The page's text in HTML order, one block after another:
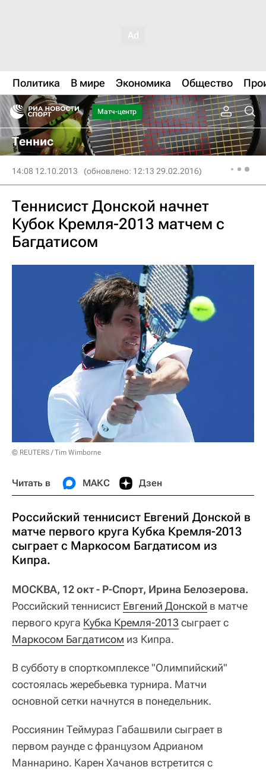
Политика В мире Экономика Общество
Матч-центр
Теннис
14:08 12.10.2013 (обновлено: 12:13 29.02.2016)
Теннисист Донской начнет
Кубок Кремля-2013 матчем с
Багдатисом
© REUTERS / Tim Wimborne
Читать в МАКС Дзен
Российский теннисист Евгений Донской в
матче первого круга Кубка Кремля-2013
сыграет с Маркосом Багдатисом из
Кипра.
МОСКВА, 12 окт - Р-Спорт, Ирина Белозерова.
Российский теннисист Евгений Донской в матче
первого круга Кубка Кремля-2013 сыграет с
Маркосом Багдатисом из Кипра.
В субботу в спорткомплексе "Олимпийский"
состоялась жеребьевка турнира. Матчи
основной сетки начнутся в понедельник.
Россиянин Теймураз Габашвили сыграет в
первом раунде с французом Адрианом
Маннарино. Карен Хачанов встретится с